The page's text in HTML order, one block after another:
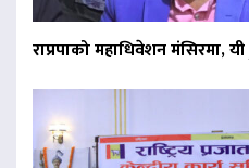
राप्रपाको महाधिवेशन मंसिरमा,